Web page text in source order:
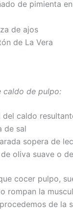
de pimienta
de ajos
de La Vera
caldo de pulpo:
del caldo
de sal
sopera de
oliva suave o
cocer pulpo,
rompan la
de la